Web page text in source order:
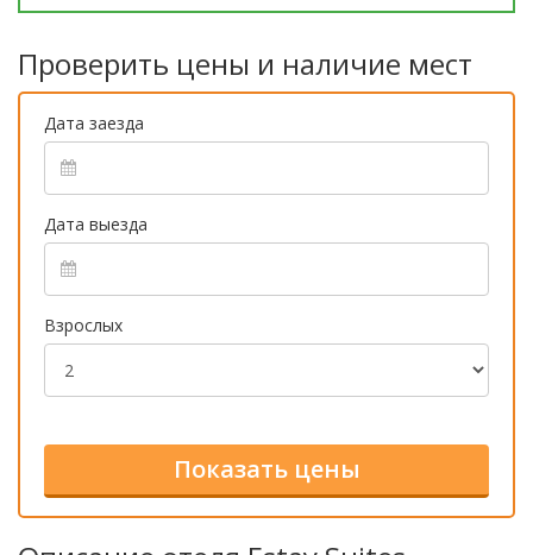
Проверить цены и наличие мест
Дата заезда
Дата выезда
Взрослых